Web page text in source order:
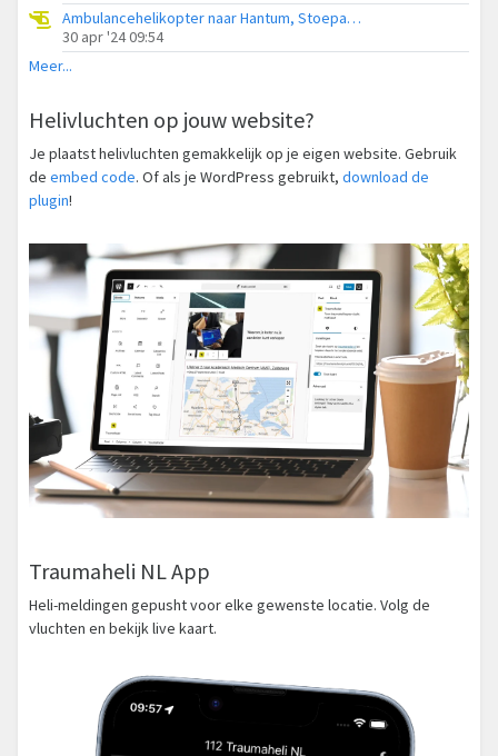
Ambulancehelikopter naar Hantum, Stoepawei
30 apr '24 09:54
Meer...
Helivluchten op jouw website?
Je plaatst helivluchten gemakkelijk op je eigen website. Gebruik
de embed code. Of als je WordPress gebruikt, download de
plugin!
Traumaheli NL App
Heli-meldingen gepusht voor elke gewenste locatie. Volg de
vluchten en bekijk live kaart.